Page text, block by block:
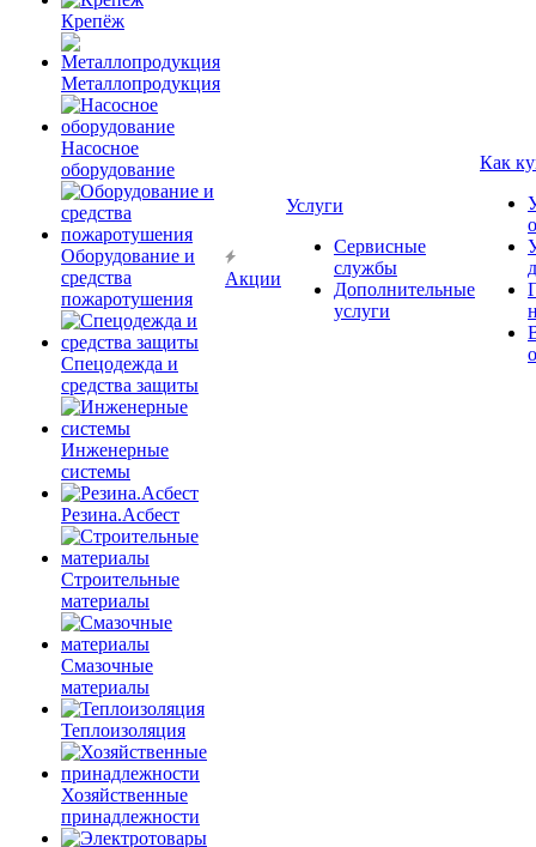
Крепёж
Металлопродукция
Насосное
оборудование
Оборудование и
средства
пожаротушения
Спецодежда и
средства защиты
Инженерные
системы
Резина.Асбест
Строительные
материалы
Смазочные
материалы
Теплоизоляция
Хозяйственные
принадлежности
Акции
Услуги
Сервисные
службы
Дополнительные
услуги
Как